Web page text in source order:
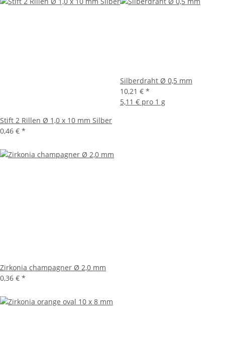
Stift 2 Rillen Ø 1,0 x 10 mm Silber
0,46 € *
Silberdraht Ø 0,5 mm
10,21 € *
5,11 € pro 1 g
Zirkonia champagner Ø 2,0 mm
0,36 € *